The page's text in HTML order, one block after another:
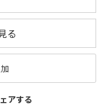
る
アする